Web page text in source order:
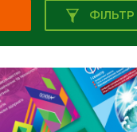
ФІЛЬТР